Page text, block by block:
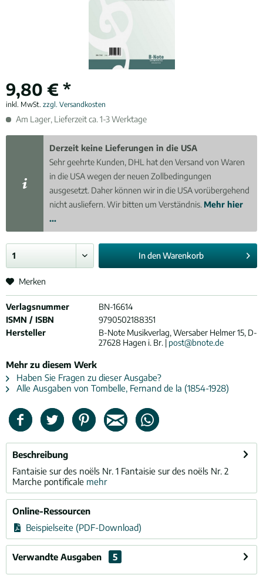
9,80 € *
inkl. MwSt. zzgl. Versandkosten
Am Lager, Lieferzeit ca. 1-3 Werktage
Derzeit keine Lieferungen in die USA
Sehr geehrte Kunden, DHL hat den Versand von Waren
in die USA wegen der neuen Zollbedingungen
ausgesetzt. Daher können wir in die USA vorübergehend
nicht ausliefern. Wir bitten um Verständnis. Mehr hier
...
In denWarenkorb
Merken
Verlagsnummer
BN-16614
ISMN / ISBN
9790502188351
Hersteller
B-Note Musikverlag, Wersaber Helmer 15, D-
27628 Hagen i. Br. | post@bnote.de
Mehr zu diesem Werk
Haben Sie Fragen zu dieser Ausgabe?
Alle Ausgaben von Tombelle, Fernand de la (1854-1928)
Beschreibung
Fantaisie sur des noëls Nr. 1 Fantaisie sur des noëls Nr. 2
Marche pontificale mehr
Online-Ressourcen
Beispielseite (PDF-Download)
Verwandte Ausgaben 5